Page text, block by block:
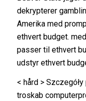
dekrypterer
Amerika med
ethvert budget.
passer til ethvert
udstyr ethvert
< hård >
troskab